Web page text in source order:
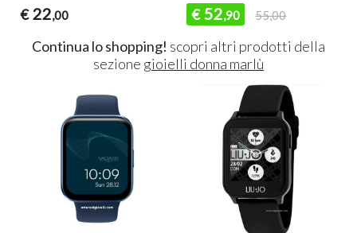
€ 22,00
€ 52,90 55,00
Continua lo shopping! scopri altri prodotti della
sezione gioielli donna marlù